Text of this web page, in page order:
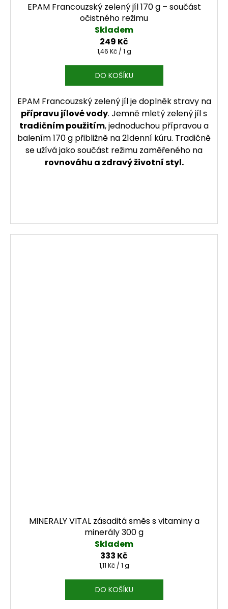
EPAM Francouzský zelený jíl 170 g – součást
očistného režimu
Skladem
249 Kč
Měrná cena:
1,46 Kč / 1 g
DO KOŠÍKU
EPAM Francouzský zelený jíl je doplněk stravy na
přípravu jílové vody. Jemně mletý zelený jíl s
tradičním použitím, jednoduchou přípravou a
balením 170 g přibližně na 21denní kúru. Tradičně
se užívá jako součást režimu zaměřeného na
rovnováhu a zdravý životní styl.
MINERALY VITAL zásaditá směs s vitaminy a
minerály 300 g
Skladem
333 Kč
Měrná cena:
1,11 Kč / 1 g
DO KOŠÍKU